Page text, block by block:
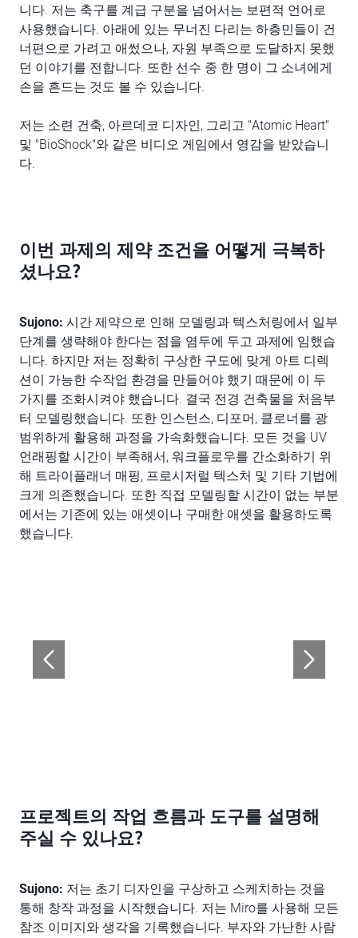
니다. 저는 축구를 계급 구분을 넘어서는 보편적 언어로
사용했습니다. 아래에 있는 무너진 다리는 하층민들이 건
너편으로 가려고 애썼으나, 자원 부족으로 도달하지 못했
던 이야기를 전합니다. 또한 선수 중 한 명이 그 소녀에게
손을 흔드는 것도 볼 수 있습니다.
저는 소련 건축, 아르데코 디자인, 그리고 "Atomic Heart"
및 "BioShock"와 같은 비디오 게임에서 영감을 받았습니
다.
이번 과제의 제약 조건을 어떻게 극복하
셨나요?
Sujono: 시간 제약으로 인해 모델링과 텍스처링에서 일부
단계를 생략해야 한다는 점을 염두에 두고 과제에 임했습
니다. 하지만 저는 정확히 구상한 구도에 맞게 아트 디렉
션이 가능한 수작업 환경을 만들어야 했기 때문에 이 두
가지를 조화시켜야 했습니다. 결국 전경 건축물을 처음부
터 모델링했습니다. 또한 인스턴스, 디포머, 클로너를 광
범위하게 활용해 과정을 가속화했습니다. 모든 것을 UV
언래핑할 시간이 부족해서, 워크플로우를 간소화하기 위
해 트라이플래너 매핑, 프로시저럴 텍스처 및 기타 기법에
크게 의존했습니다. 또한 직접 모델링할 시간이 없는 부분
에서는 기존에 있는 애셋이나 구매한 애셋을 활용하도록
했습니다.
프로젝트의 작업 흐름과 도구를 설명해
주실 수 있나요?
Sujono: 저는 초기 디자인을 구상하고 스케치하는 것을
통해 창작 과정을 시작했습니다. 저는 Miro를 사용해 모든
참조 이미지와 생각을 기록했습니다. 부자와 가난한 사람